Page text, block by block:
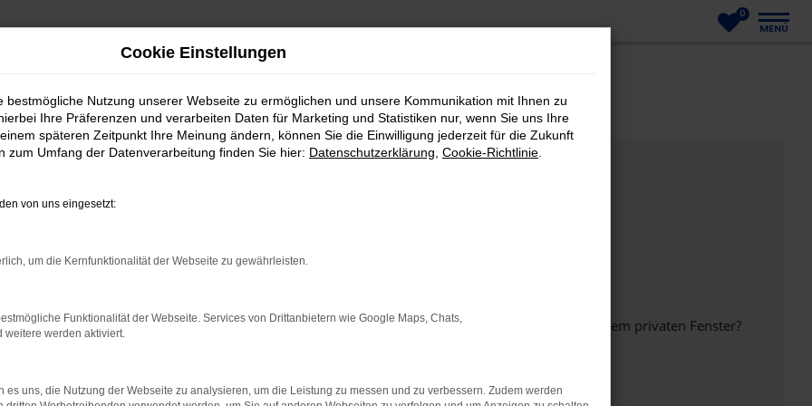
0
MENÜ
bestimmter Seiten verhindern. Funktioniert die Seite in einem anderen Browser oder in einem privaten Fenster?
beheben.
auf dem neuesten Stand sind.
Cookie Einstellungen
bestmögliche Nutzung unserer Webseite zu ermöglichen und unsere Kommunikation mit Ihnen zu
Ihre Präferenzen und verarbeiten Daten für Marketing und Statistiken nur, wenn Sie uns Ihre
späteren Zeitpunkt Ihre Meinung ändern, können Sie die Einwilligung jederzeit für die Zukunft
zum Umfang der Datenverarbeitung finden Sie hier: Datenschutzerklärung Cookie-Richtlinie
von uns eingesetzt:
um die Kernfunktionalität der Webseite zu gewährleisten.
Funktionalität der Webseite. Services von Drittanbietern wie Google Maps, Chats,
weitere werden aktiviert.
es uns, die Nutzung der Webseite zu analysieren, um die Leistung zu messen und zu verbessern. Zudem werden